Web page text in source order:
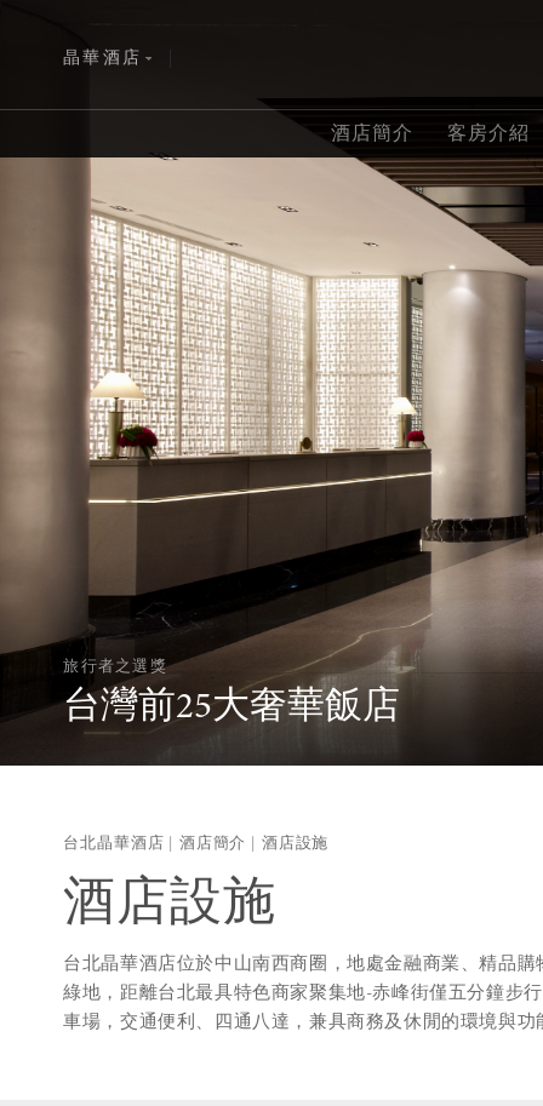
晶華酒店
酒店簡介
查看全部
客房介紹
查看全
日本語
한국어黑山港
旅行者之選獎
台灣前25大奢華飯店
台北晶華酒店 酒店簡介 酒店設施
酒店設施
台北晶華酒店位於中山南西商圈，地處金融商業、精品
綠地，距離台北最具特色商家聚集地-赤峰街僅五分鐘步
車場，交通便利、四通八達，兼具商務及休閒的環境與功